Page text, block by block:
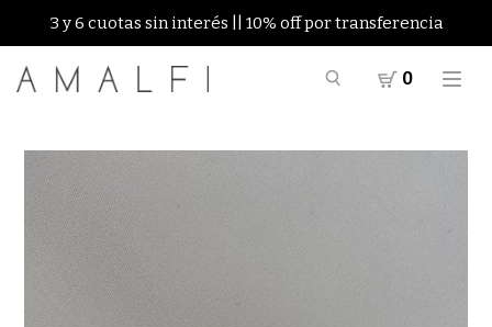
3 y 6 cuotas sin interés || 10% off por transferencia
0